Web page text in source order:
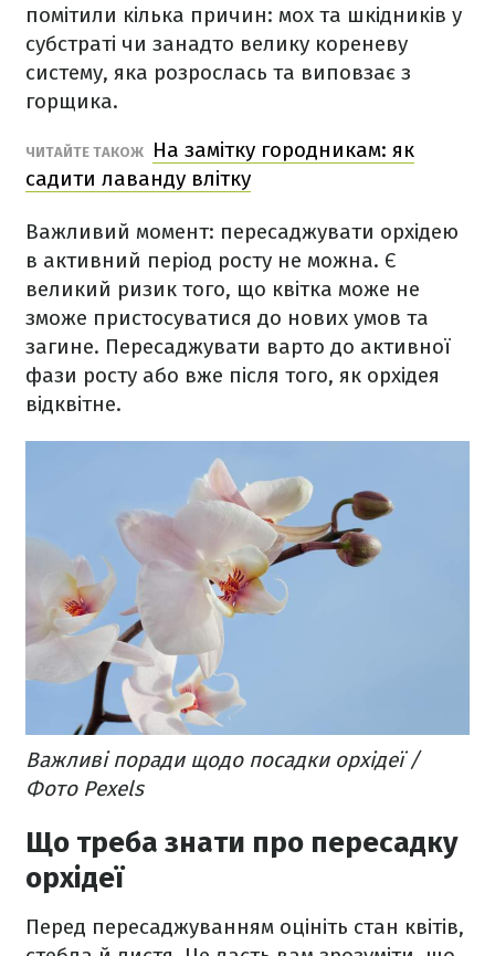
помітили кілька причин: мох та шкідників у
субстраті чи занадто велику кореневу
систему, яка розрослась та виповзає з
горщика.
ЧИТАЙТЕ ТАКОЖ
На замітку городникам: як
садити лаванду влітку
Важливий момент: пересаджувати орхідею
в активний період росту не можна. Є
великий ризик того, що квітка може не
зможе пристосуватися до нових умов та
загине. Пересаджувати варто до активної
фази росту або вже після того, як орхідея
відквітне.
Важливі поради щодо посадки орхідеї /
Фото Pexels
Що треба знати про пересадку
орхідеї
Перед пересаджуванням оцініть стан квітів,